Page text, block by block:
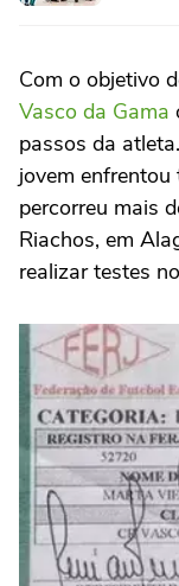
Com o objetivo
Vasco da Gama
passos da
jovem
percorreu mais
Riachos, em
realizar testes